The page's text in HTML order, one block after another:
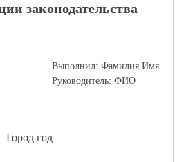
законодательства
Выполнил: Фамилия Имя
Руководитель: ФИО
Город год